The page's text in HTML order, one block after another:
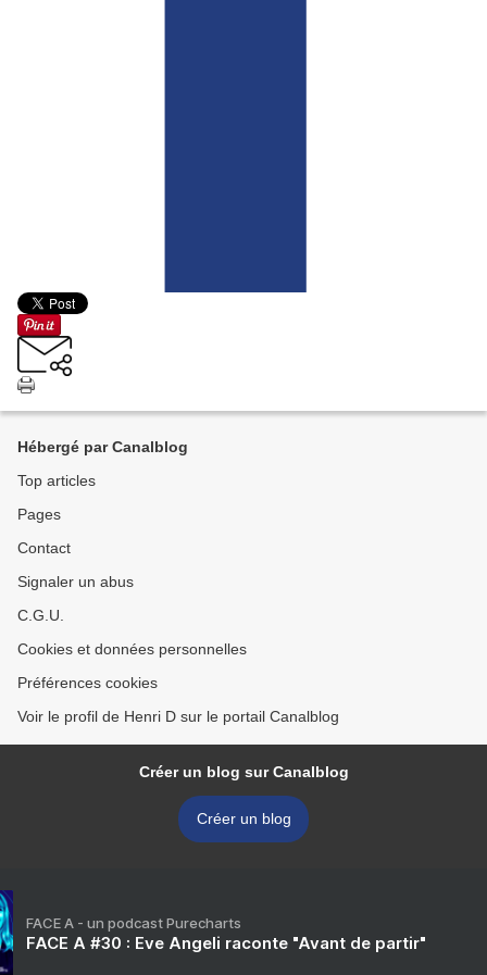
Hébergé par Canalblog
Top articles
Pages
Contact
Signaler un abus
C.G.U.
Cookies et données personnelles
Préférences cookies
Voir le profil de Henri D sur le portail Canalblog
Créer un blog sur Canalblog
Créer un blog
FACE A - un podcast Purecharts
FACE A #30 : Eve Angeli raconte "Avant de partir"